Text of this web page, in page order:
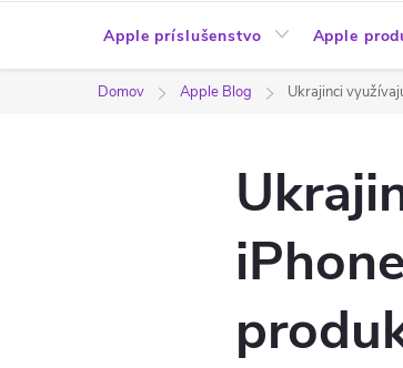
Apple príslušenstvo Apple
Domov Apple Blog Ukrajinci